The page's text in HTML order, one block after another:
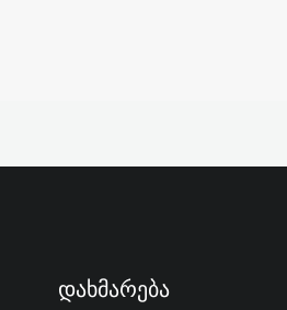
Დახმარება